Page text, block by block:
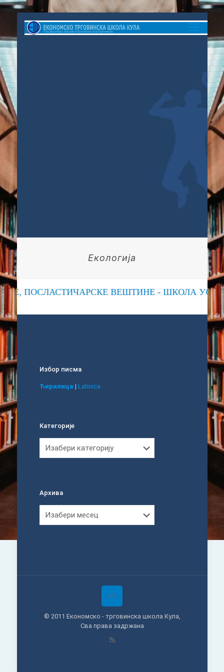
Екологија
ПОСЛАСТИЧАРСКЕ ВЕШТИНЕ - ШКОЛА
Избор писма
Ћирилица | Latinica
Категорије
Архива
© 2011 Економско - трговинска школа Кула,
Сва права задржана